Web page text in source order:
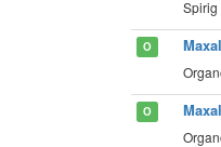
Spirig
O
O